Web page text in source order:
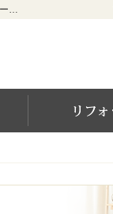
リフォームをお考えなら神奈川県茅ケ崎市の工務店【オハナリホーム】へ！